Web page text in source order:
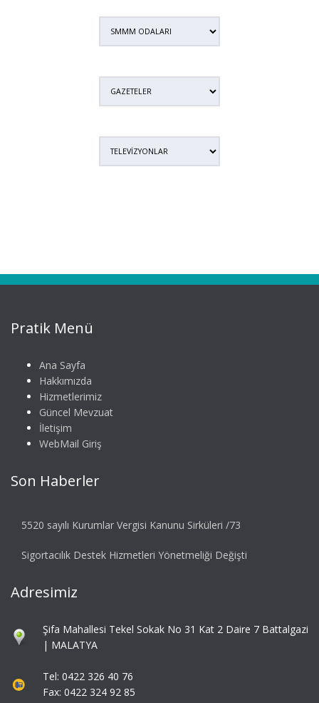
Pratik Menü
Ana Sayfa
Hakkımızda
Hizmetlerimiz
Güncel Mevzuat
İletişim
WebMail Giriş
Son Haberler
5520 sayılı Kurumlar Vergisi Kanunu Sirküleri /73
Sigortacılık Destek Hizmetleri Yönetmeliği Değişti
Adresimiz
Şifa Mahallesi Tekel Sokak No 31 Kat 2 Daire 7 Battalgazi
| MALATYA
Tel: 0422 326 40 76
Fax: 0422 324 92 85